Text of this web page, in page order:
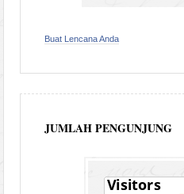
Buat Lencana Anda
JUMLAH PENGUNJUNG